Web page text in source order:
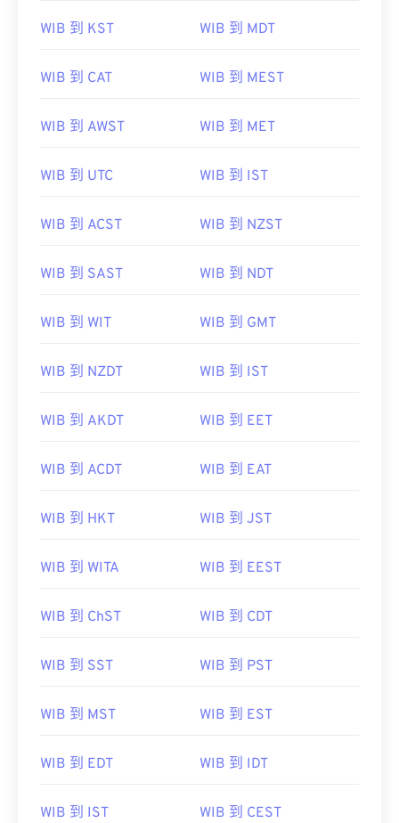
WIB 到 KST WIB 到 MDT
WIB 到 CAT WIB 到 MEST
WIB 到 AWST WIB 到 MET
WIB 到 UTC WIB 到 IST
WIB 到 ACST WIB 到 NZST
WIB 到 SAST WIB 到 NDT
WIB 到 WIT WIB 到 GMT
WIB 到 NZDT WIB 到 IST
WIB 到 AKDT WIB 到 EET
WIB 到 ACDT WIB 到 EAT
WIB 到 HKT WIB 到 JST
WIB 到 WITA WIB 到 EEST
WIB 到 ChST WIB 到 CDT
WIB 到 SST WIB 到 PST
WIB 到 MST WIB 到 EST
WIB 到 EDT WIB 到 IDT
WIB 到 IST WIB 到 CEST